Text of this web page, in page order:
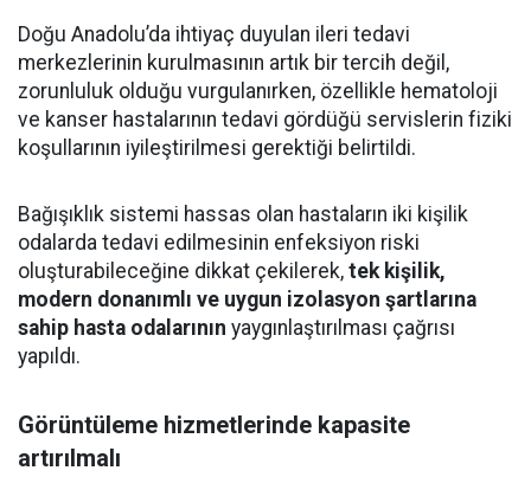
Doğu Anadolu’da ihtiyaç duyulan ileri tedavi
merkezlerinin kurulmasının artık bir tercih değil,
zorunluluk olduğu vurgulanırken, özellikle hematoloji
ve kanser hastalarının tedavi gördüğü servislerin fiziki
koşullarının iyileştirilmesi gerektiği belirtildi.
Bağışıklık sistemi hassas olan hastaların iki kişilik
odalarda tedavi edilmesinin enfeksiyon riski
oluşturabileceğine dikkat çekilerek, tek kişilik,
modern donanımlı ve uygun izolasyon şartlarına
sahip hasta odalarının yaygınlaştırılması çağrısı
yapıldı.
Görüntüleme hizmetlerinde kapasite
artırılmalı